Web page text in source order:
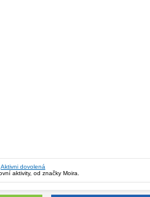
Aktivni dovolená
aktivity, od značky Moira.